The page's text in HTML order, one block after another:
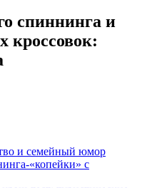
спиннинга и
кроссовок:
и семейный юмор
«копейки» с